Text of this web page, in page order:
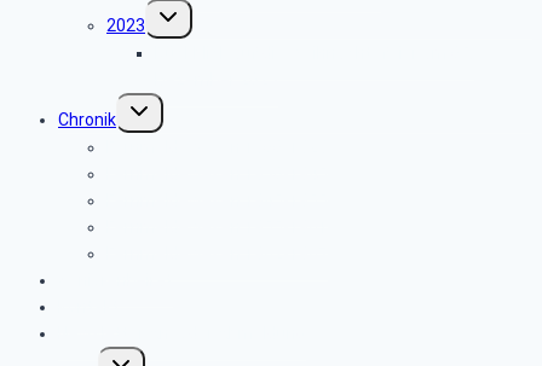
2023
Untermenü
umschalten
Chronik
Untermenü
umschalten
Untermenü